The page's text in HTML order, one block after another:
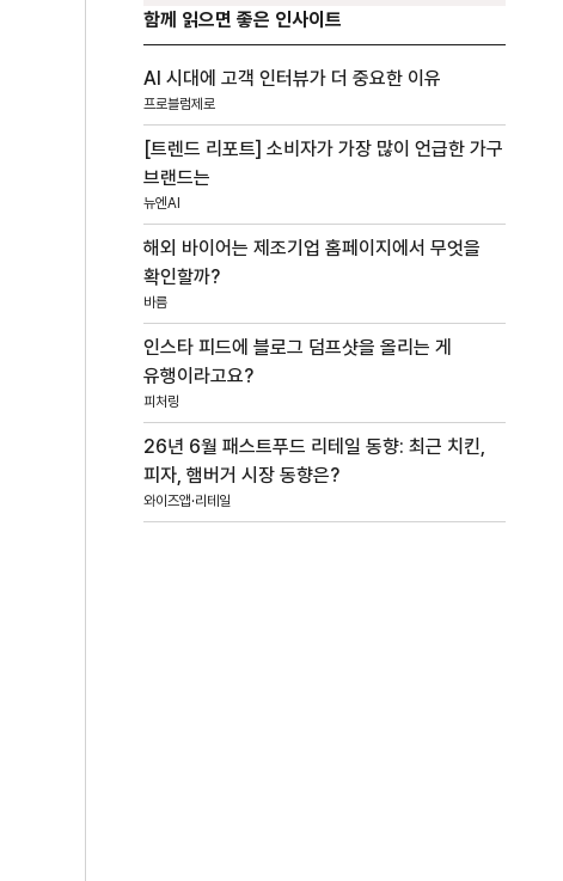
함께 읽으면 좋은 인사이트
AI 시대에 고객 인터뷰가 더 중요한 이유
프로블럼제로
[트렌드 리포트] 소비자가 가장 많이 언급한 가구
브랜드는
뉴엔AI
해외 바이어는 제조기업 홈페이지에서 무엇을
확인할까?
바름
인스타 피드에 블로그 덤프샷을 올리는 게
유행이라고요?
피처링
26년 6월 패스트푸드 리테일 동향: 최근 치킨,
피자, 햄버거 시장 동향은?
와이즈앱·리테일